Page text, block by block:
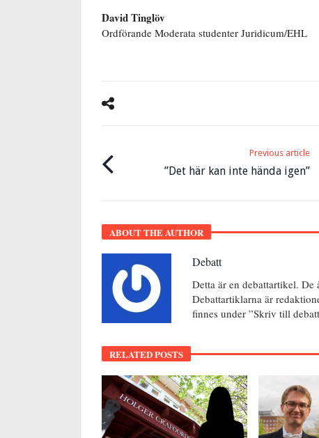
David Tinglöv
Ordförande Moderata studenter Juridicum/EHL
Previous article
”Det här kan inte hända igen”
ABOUT THE AUTHOR
Debatt
Detta är en debattartikel.
Debattartiklarna är
finnes under ”Skriv till
RELATED POSTS